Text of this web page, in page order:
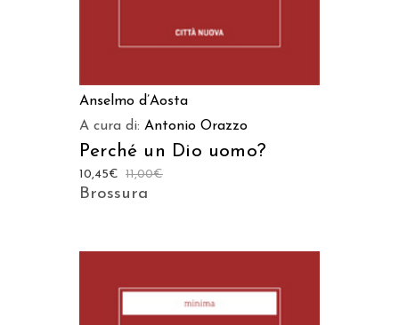
Anselmo d’Aosta
A cura di: Antonio Orazzo
Perché un Dio uomo?
11,00€
10,45€
Brossura